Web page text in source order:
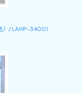
）/ LAHP-34001